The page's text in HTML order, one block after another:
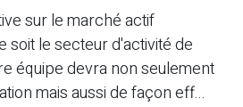
sur le marché actif
soit le secteur d'activité de
équipe devra non seulement
mais aussi de façon eff...